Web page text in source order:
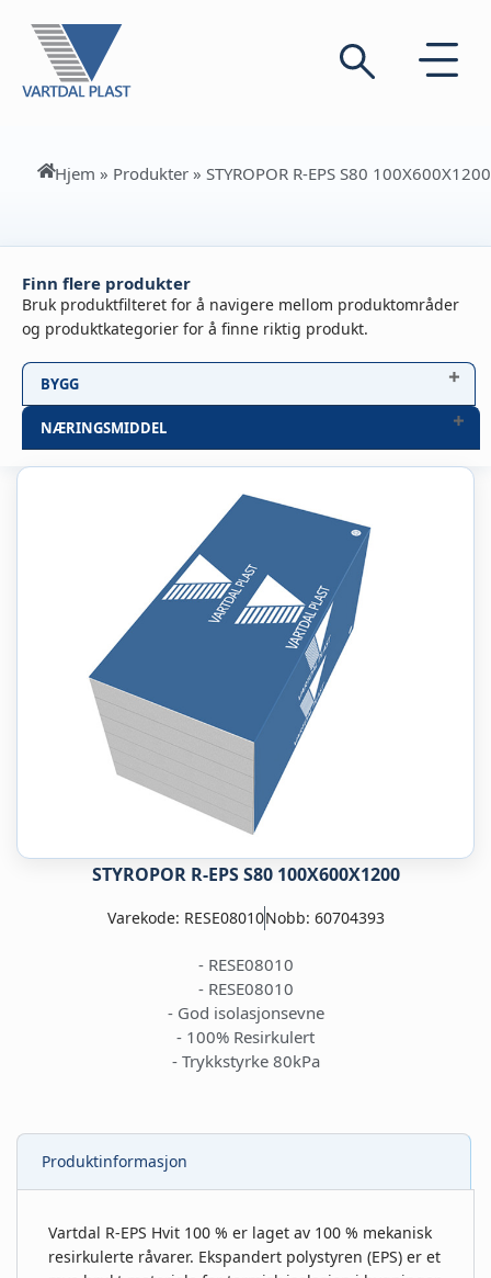
Hjem » Produkter » STYROPOR R-EPS S80 100X600X1200
Finn flere produkter
Bruk produktfilteret for å navigere mellom produktområder
og produktkategorier for å finne riktig produkt.
BYGG
NÆRINGSMIDDEL
STYROPOR R-EPS S80 100X600X1200
Varekode: RESE08010Nobb: 60704393
- RESE08010
- RESE08010
- God isolasjonsevne
- 100% Resirkulert
- Trykkstyrke 80kPa
Produktinformasjon
Vartdal R-EPS Hvit 100 % er laget av 100 % mekanisk
resirkulerte råvarer. Ekspandert polystyren (EPS) er et